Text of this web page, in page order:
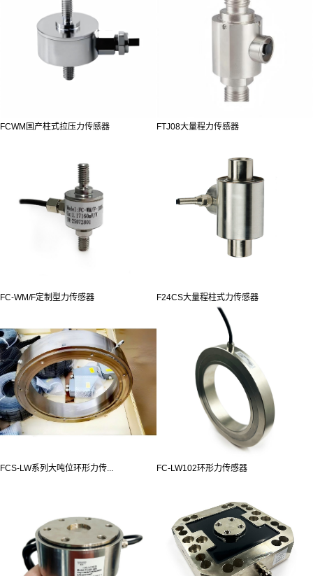
FCWM国产柱式拉压力传感器 FTJ08大量程力传感器
FC-WM/F定制型力传感器 F24CS大量程柱式力传感器
FCS-LW系列大吨位环形力传... FC-LW102环形力传感器